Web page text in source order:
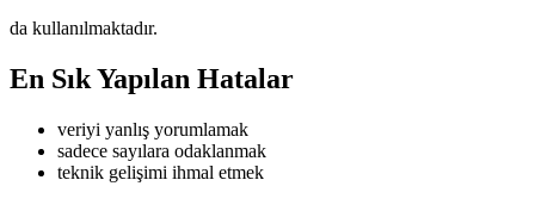
da kullanılmaktadır.
En Sık Yapılan Hatalar
veriyi yanlış yorumlamak
sadece sayılara odaklanmak
teknik gelişimi ihmal etmek